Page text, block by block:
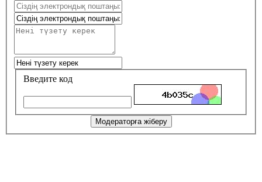
Введите код
Модераторға жіберу